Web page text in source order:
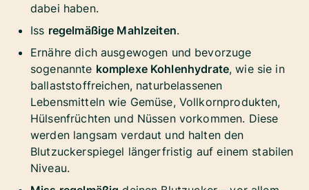
dabei haben.
Iss regelmäßige Mahlzeiten.
Ernähre dich ausgewogen und bevorzuge
sogenannte komplexe Kohlenhydrate, wie sie in
ballaststoffreichen, naturbelassenen
Lebensmitteln wie Gemüse, Vollkornprodukten,
Hülsenfrüchten und Nüssen vorkommen. Diese
werden langsam verdaut und halten den
Blutzuckerspiegel längerfristig auf einem stabilen
Niveau.